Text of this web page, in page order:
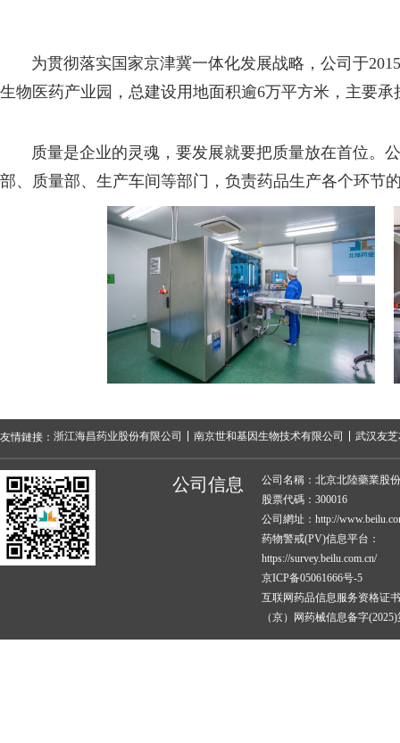
为贯彻落实国家京津冀一体化发展战略，公司于2015
生物医药产业园，总建设用地面积逾6万平方米，主要
质量是企业的灵魂，要发展就要把质量放在首位。公
部、质量部、生产车间等部门，负责药品生产各个环节
友情鏈接： 浙江海昌药业股份有限公司 南京世和基因生物技术有限公司 武汉友
公司信息
公司名稱：北京北陸藥業股
股票代碼：300016
公司網址：http://
药物警戒(PV)信息平台：
https://survey.beilu.com.cn/
京ICP备05061666号-5
互联网药品信息服务资格证
（京）网药械信息备字